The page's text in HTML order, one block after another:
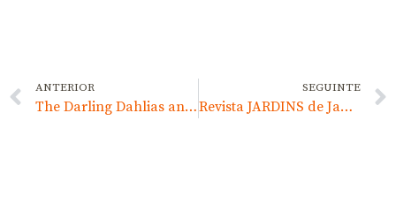
ANTERIOR
The Darling Dahlias and The Naked Ladies
SEGUINTE
Revista JARDINS de Janeiro 2012